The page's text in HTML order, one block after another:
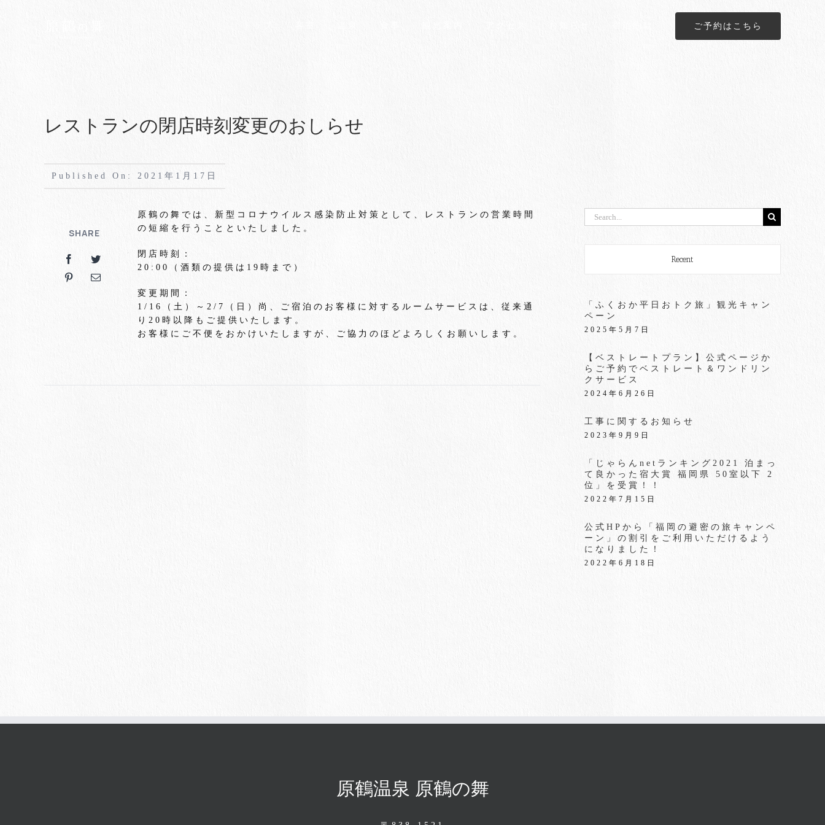
ご予約はこちら
レストランの閉店時刻変更のおしらせ
Published On: 2021年1月17日
SHARE
原鶴の舞では、新型コロナウイルス感染防止対策として、レストランの営業時間
の短縮を行うことといたしました。
閉店時刻：
20:00（酒類の提供は19時まで）
変更期間：
1/16（土）～2/7（日）尚、ご宿泊のお客様に対するルームサービスは、従来通
り20時以降もご提供いたします。
お客様にご不便をおかけいたしますが、ご協力のほどよろしくお願いします。
索
Recent
「ふくおか平日おトク旅」観光キャン
ペーン
2025年5月7日
【ベストレートプラン】公式ページか
らご予約でベストレート＆ワンドリン
クサービス
2024年6月26日
工事に関するお知らせ
2023年9月9日
「じゃらんnetランキング2021 泊まっ
て良かった宿大賞 福岡県 50室以下 2
位」を受賞！！
2022年7月15日
公式HPから「福岡の避密の旅キャンペ
ーン」の割引をご利用いただけるよう
になりました！
2022年6月18日
原鶴温泉 原鶴の舞